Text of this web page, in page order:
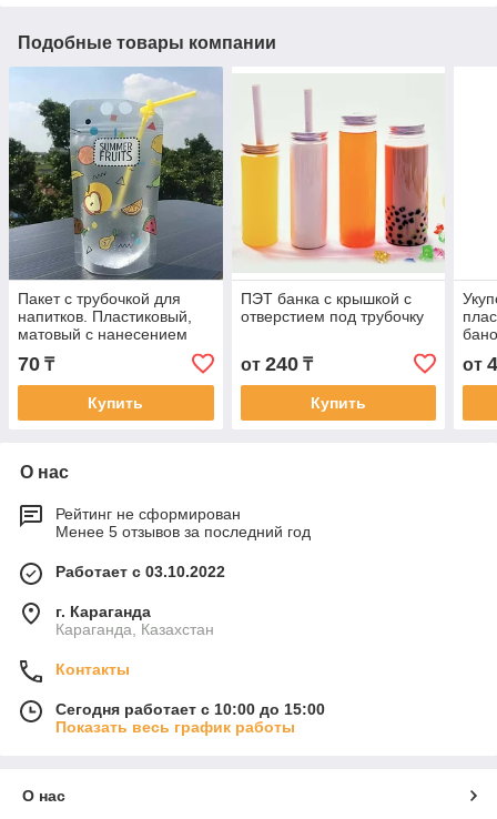
Подобные товары компании
Пакет с трубочкой для
напитков. Пластиковый,
матовый с нанесением
печати. 13*23+4*2 см , 500
мл.
70 ₸
Купить
ПЭТ банка с крышкой с
отверстием под трубочку
от 240₸
Купить
от
О нас
Рейтинг не сформирован
Менее 5 отзывов за последний год
Работает с 03.10.2022
г. Караганда
Караганда, Казахстан
Контакты
Сегодня работает с 10:00 до 15:00
Показать весь график работы
О нас